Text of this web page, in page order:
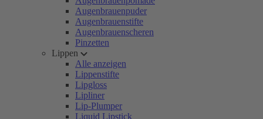
Augenbrauenpuder
Augenbrauenstifte
Augenbrauenscheren
Pinzetten
Lippen
Alle anzeigen
Lippenstifte
Lipgloss
Lipliner
Lip-Plumper
Liquid Lipstick